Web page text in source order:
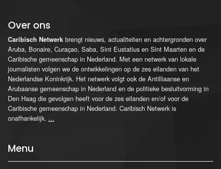
Over ons
Caribisch Netwerk brengt nieuws, actualiteiten en achtergronden over
Aruba, Bonaire, Curaçao, Saba, Sint Eustatius en Sint Maarten en de
Caribische gemeenschap in Nederland. Met een netwerk van lokale
journalisten volgen we de ontwikkelingen op de zes eilanden van het
Nederlandse Koninkrijk. Het netwerk volgt ook de Antilliaanse en
Arubaanse gemeenschap in Nederland en de politieke besluitvorming in
Den Haag die gevolgen heeft voor de zes eilanden en/of voor de
Caribische gemeenschap in Nederland. Caribisch Netwerk is
onafhankelijk. ...
Menu